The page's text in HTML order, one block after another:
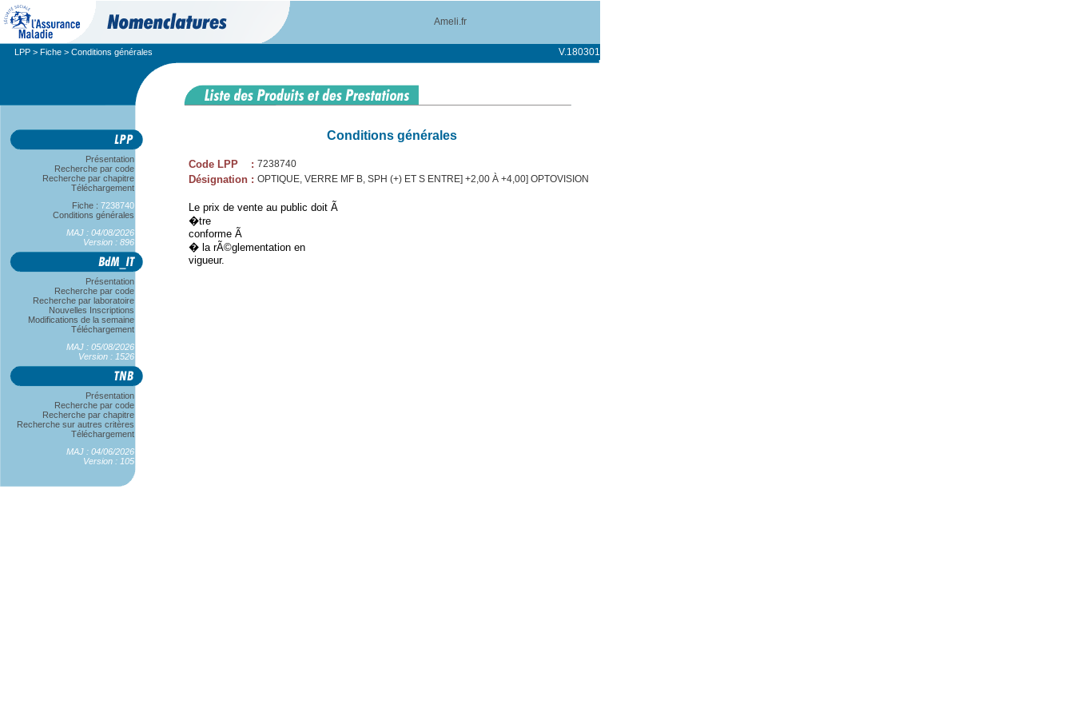
Ameli.fr
LPP > Fiche > Conditions générales V.180301
Présentation
Recherche par code
Recherche par chapitre
Téléchargement
Fiche : 7238740
Conditions générales
MAJ : 04/08/2026
Version : 896
Présentation
Recherche par code
Recherche par laboratoire
Nouvelles Inscriptions
Modifications de la semaine
Téléchargement
MAJ : 05/08/2026
Version : 1526
Présentation
Recherche par code
Recherche par chapitre
Recherche sur autres critères
Téléchargement
MAJ : 04/06/2026
Version : 105
Conditions générales
Code LPP : 7238740
Désignation : OPTIQUE, VERRE MF B, SPH (+) ET S ENTRE] +2,00 À +4,00] OPTOVISION
Le prix de vente au public doit Ã
�tre
conforme Ã
� la rÃ©glementation en
vigueur.